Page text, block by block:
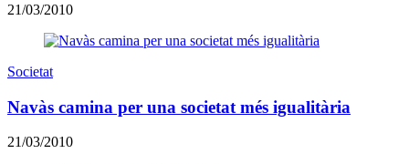
21/03/2010
Societat
Navàs camina per una societat més igualitària
21/03/2010